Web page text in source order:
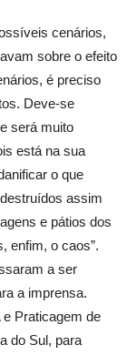
cenários,
sobre o efeito
é preciso
Deve-se
será muito
está na sua
o que
assim
e pátios dos
enfim, o caos”.
a ser
a imprensa.
Praticagem de
do Sul, para